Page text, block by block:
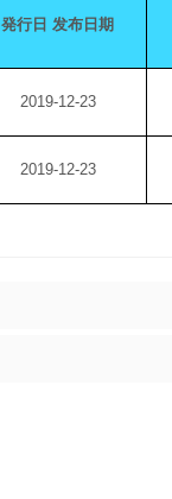
発行日 发布日期
2019-12-23
2019-12-23